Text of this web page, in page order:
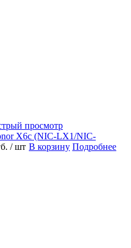
просмотр
X6c (NIC-LX1/NIC-
/ шт В корзину Подробнее